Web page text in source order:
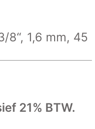
8“, 1,6 mm, 45
21% BTW.